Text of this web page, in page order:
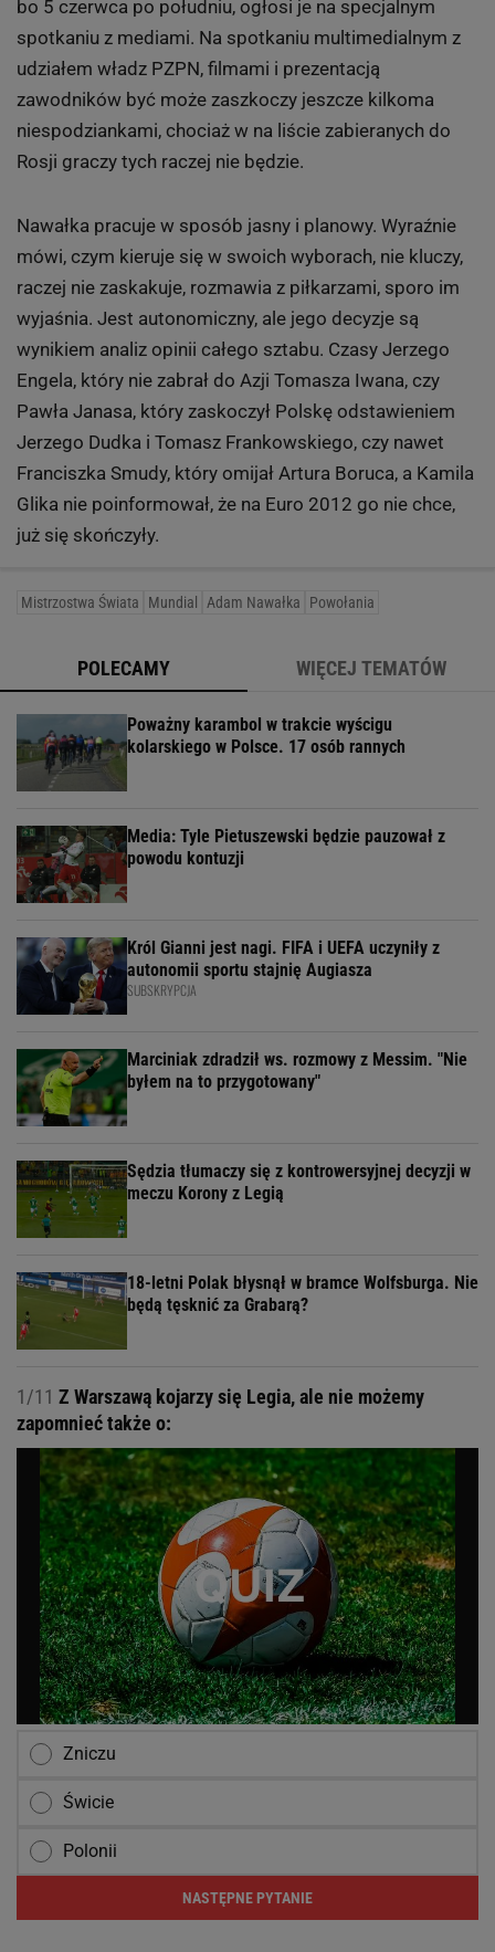
bo 5 czerwca po południu, ogłosi je na specjalnym
spotkaniu z mediami. Na spotkaniu multimedialnym z
udziałem władz PZPN, filmami i prezentacją
zawodników być może zaszkoczy jeszcze kilkoma
niespodziankami, chociaż w na liście zabieranych do
Rosji graczy tych raczej nie będzie.
Nawałka pracuje w sposób jasny i planowy. Wyraźnie
mówi, czym kieruje się w swoich wyborach, nie kluczy,
raczej nie zaskakuje, rozmawia z piłkarzami, sporo im
wyjaśnia. Jest autonomiczny, ale jego decyzje są
wynikiem analiz opinii całego sztabu. Czasy Jerzego
Engela, który nie zabrał do Azji Tomasza Iwana, czy
Pawła Janasa, który zaskoczył Polskę odstawieniem
Jerzego Dudka i Tomasz Frankowskiego, czy nawet
Franciszka Smudy, który omijał Artura Boruca, a Kamila
Glika nie poinformował, że na Euro 2012 go nie chce,
już się skończyły.
Mistrzostwa Świata Mundial Adam Nawałka Powołania
POLECAMY WIĘCEJ TEMATÓW
Poważny karambol w trakcie wyścigu
kolarskiego w Polsce. 17 osób rannych
Media: Tyle Pietuszewski będzie pauzował z
powodu kontuzji
Król Gianni jest nagi. FIFA i UEFA uczyniły z
autonomii sportu stajnię Augiasza
SUBSKRYPCJA
Marciniak zdradził ws. rozmowy z Messim. "Nie
byłem na to przygotowany"
Sędzia tłumaczy się z kontrowersyjnej decyzji w
meczu Korony z Legią
18-letni Polak błysnął w bramce Wolfsburga. Nie
będą tęsknić za Grabarą?
1/11 Z Warszawą kojarzy się Legia, ale nie możemy
zapomnieć także o:
Zniczu
Świcie
Polonii
NASTĘPNE PYTANIE